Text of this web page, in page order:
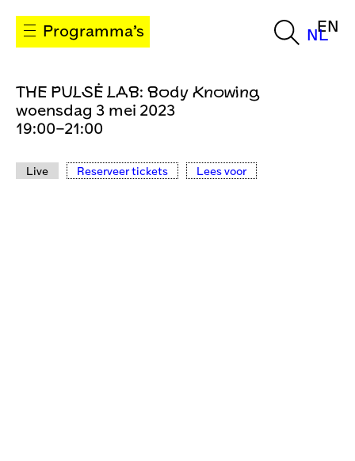
Programma’s NL
EN
THE PULSĖ LAB: Body Knowing
woensdag 3 mei 2023
19:00–21:00
Live Reserveer tickets Lees voor